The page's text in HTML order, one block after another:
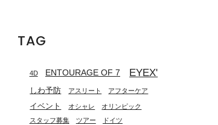
TAG
4D ENTOURAGE OF 7 EYEX'
しわ予防 アスリート アフターケア
イベント オシャレ
オリンピック
スタッフ募集
ツアー ドイツ